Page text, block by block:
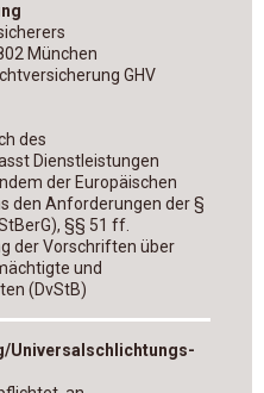
München
GHV
des
Dienstleistungen
der Europäischen
den Anforderungen der §
§§ 51 ff.
der Vorschriften über
und
(DvStB)
Universal­schlichtungs­